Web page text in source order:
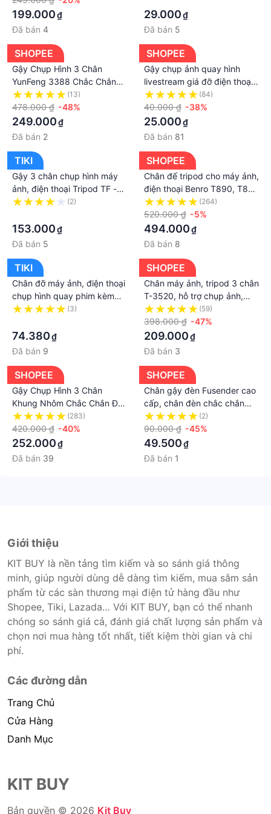
chi phí khác như phí vận chuyển, phụ phí hàng cồng
kềnh, thuế nhập khẩu (đối với đơn hàng giao từ
video livestream
199.000₫
Đã bán 4
rẻ
29.000₫
Đã bán 5
SHOPEE
Gậy Chụp Hình 3 Chân
YunFeng 3388 Chắc Chắn
Dùng Để Livestream Chụp
Ảnh & Quay Sản Phẩm -
Tripod Điện Thoại Máy Ảnh
(13)
478.000 ₫ -48%
249.000₫
Đã bán 2
SHOPEE
Gậy chụp ảnh quay hình
livestream giá đỡ điện thoại
máy ảnh đèn led 3 chân để
bàn
(84)
40.000 ₫ -38%
25.000₫
Đã bán 81
TIKI
Gậy 3 chân chụp hình máy
ảnh, điện thoại Tripod TF -
3120,Chân đế quay tiktok,
(2)
153.000₫
Đã bán 5
SHOPEE
Chân đế tripod cho máy ảnh,
điện thoại Benro T890, T880
EX, T800 EX, T660 EX,
T600 EX quay phim, chụp
hình
(264)
520.000 ₫ -5%
494.000₫
Đã bán 8
TIKI
Chân đỡ máy ảnh, điện thoại
chụp hình quay phim kèm
kẹp điện thoại - tặng cáp
(3)
74.380₫
Đã bán 9
SHOPEE
Chân máy ảnh, tripod 3 chân
T-3520, hỗ trợ chụp ảnh,
quay video, livestream tặng
kèm túi và kẹp
(59)
398.000 ₫ -47%
209.000₫
Đã bán 3
SHOPEE
Gậy Chụp Hình 3 Chân
Khung Nhôm Chắc Chắn Để
Livestream Chụp Ảnh &
Quay Sản Phẩm -Tripod Điện
Thoại Máy Ảnh Mang Du
Lịch
(283)
420.000 ₫ -40%
252.000₫
Đã bán 39
SHOPEE
Chân gậy đèn Fusender cao
cấp, chân đèn chắc chắn
Giá Đỡ Điện Thoại, Chân Máy
Tripod Cây Livestream quay
video chụp ảnh
(2)
90.000 ₫ -45%
49.500₫
Đã bán 1
Giới thiệu
KIT BUY là nền tảng tìm kiếm và so sánh giá thông
minh, giúp người dùng dễ dàng tìm kiếm, mua sắm sản
phẩm từ các sàn thương mại điện tử hàng đầu như
Shopee, Tiki, Lazada… Với KIT BUY, bạn có thể nhanh
chóng so sánh giá cả, đánh giá chất lượng sản phẩm và
chọn nơi mua hàng tốt nhất, tiết kiệm thời gian và chi
phí.
Các đường dẫn
Trang Chủ
Cửa Hàng
Danh Mục
KIT BUY
Bản quyền © 2026 Kit Buy